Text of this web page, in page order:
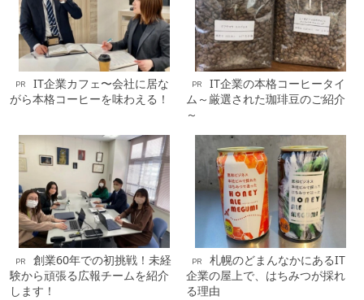
PR
IT企業カフェ〜会社に居な
がら本格コーヒーを味わえる！
PR
IT企業の本格コーヒータイ
ム～厳選された珈琲豆のご紹介
～
PR
創業60年での初挑戦！未経
験から頑張る広報チームを紹介
します！
PR
札幌のどまんなかにあるIT
企業の屋上で、はちみつが採れ
る理由